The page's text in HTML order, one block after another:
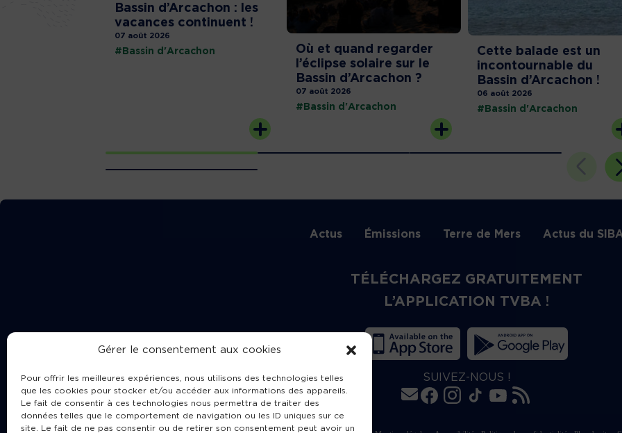
Gérer le consentement aux cookies
Pour offrir les meilleures expériences, nous utilisons des technologies telles
que les cookies pour stocker et/ou accéder aux informations des appareils.
Le fait de consentir à ces technologies nous permettra de traiter des
données telles que le comportement de navigation ou les ID uniques sur ce
site. Le fait de ne pas consentir ou de retirer son consentement peut avoir un
Bassin d’Arcachon : les
vacances continuent !
07 août 2026
#Bassin d'Arcachon
Où et quand regarder
l’éclipse solaire sur le
Bassin d’Arcachon ?
07 août 2026
#Bassin d'Arcachon
Cette balade est un
incontournable du
Bassin d’Arcachon !
06 août 2026
#Bassin d'Arcachon
Actus Émissions Terre de Mers Actus du
TÉLÉCHARGEZ GRATUITEMENT
L’APPLICATION TVBA !
SUIVEZ-NOUS !